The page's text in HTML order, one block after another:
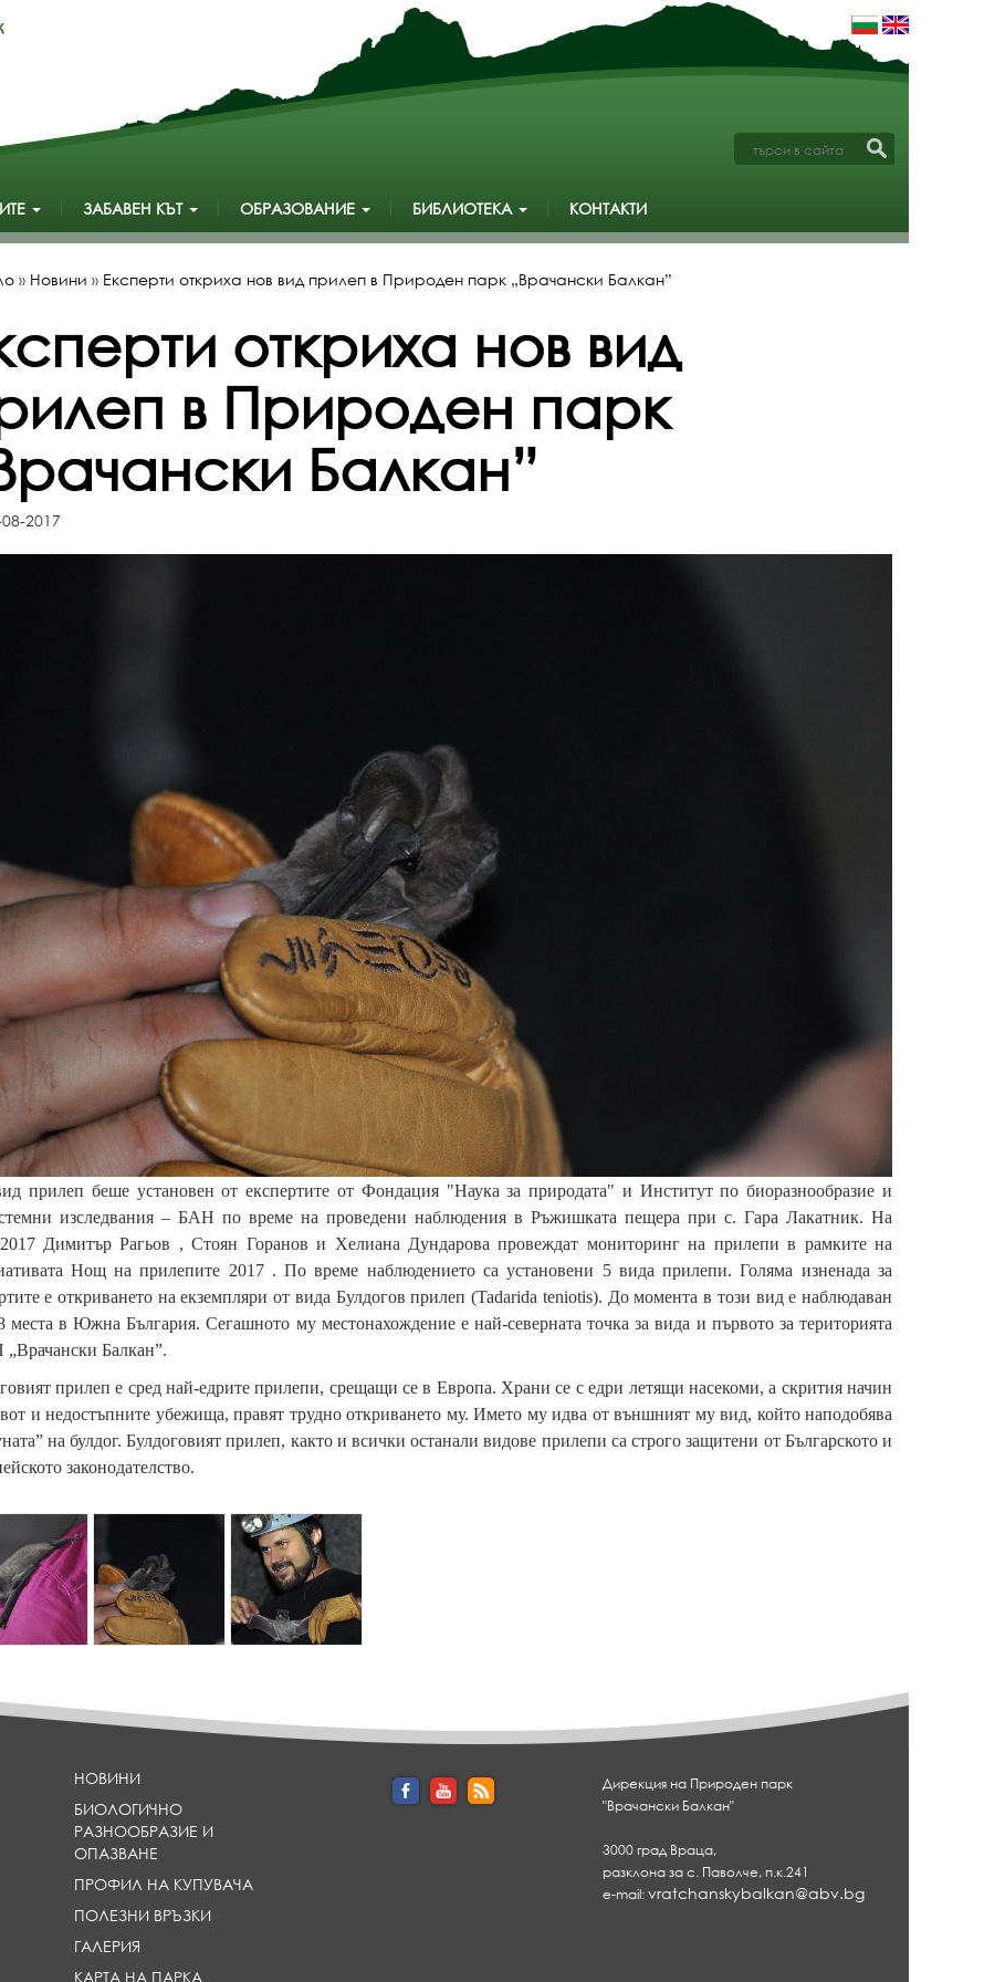
ЗАБАВЕН КЪТ ОБРАЗОВАНИЕ БИБЛИОТЕКА КОНТАКТИ
» Новини » Експерти откриха нов вид прилеп в Природен парк „Врачански Балкан”
откриха нов вид
в Природен парк
Балкан”
2017
прилеп беше установен от експертите от Фондация "Наука за природата" и Институт по биоразнообразие и
изследвания – БАН по време на проведени наблюдения в Ръжишката пещера при с. Гара Лакатник. На
Димитър Рагьов , Стоян Горанов и Хелиана Дундарова провеждат мониторинг на прилепи в рамките на
Нощ на прилепите 2017 . По време наблюдението са установени 5 вида прилепи. Голяма изненада за
е откриването на екземпляри от вида Булдогов прилеп (Tadarida teniotis). До момента в този вид е наблюдаван
места в Южна България. Сегашното му местонахождение е най-северната точка за вида и първото за територията
Балкан”.
прилеп е сред най-едрите прилепи, срещащи се в Европа. Храни се с едри летящи насекоми, а скрития начин
и недостъпните убежища, правят трудно откриването му. Името му идва от външният му вид, който наподобява
на булдог. Булдоговият прилеп, както и всички останали видове прилепи са строго защитени от Българското и
законодателство.
a
r
a
m
a
i
n
e
}
p
r
a
a
НОВИНИ
БИОЛОГИЧНО
РАЗНООБРАЗИЕ И
ОПАЗВАНЕ
ПРОФИЛ НА КУПУВАЧА
ПОЛЕЗНИ ВРЪЗКИ
ГАЛЕРИЯ
КАРТА НА ПАРКА
Дирекция на Природен парк
"Врачански Балкан"
3000 град Враца,
разклона за с. Паволче, п.к.241
e-mail:vratchanskybalkan@abv.bg